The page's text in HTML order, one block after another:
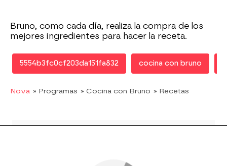
Bruno, como cada día, realiza la compra de los
mejores ingredientes para hacer la receta.
5554b3fc0cf203da151fa832 cocina con bruno
Nova » Programas » Cocina con Bruno » Recetas